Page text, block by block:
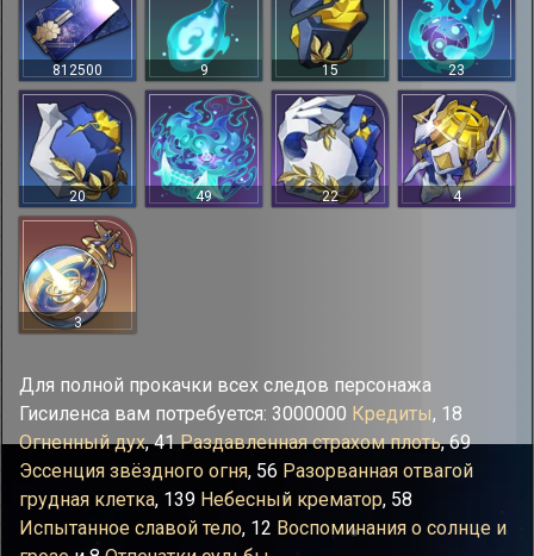
812500 9 15 23
20 49 22 4
3
Для полной прокачки всех следов персонажа
Гисиленса вам потребуется: 3000000 Кредиты, 18
Огненный дух, 41Раздавленная страхом плоть, 69
Эссенция звёздного огня, 56 Разорванная отвагой
грудная клетка, 139 Небесный крематор, 58
Испытанное славой тело, 12 Воспоминания о солнце и